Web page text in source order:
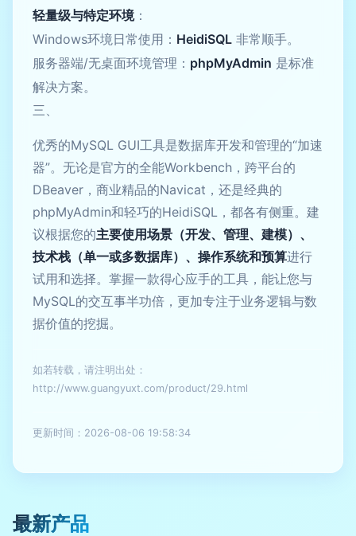
轻量级与特定环境：
Windows环境日常使用： HeidiSQL 非常顺手。
服务器端/无桌面环境管理： phpMyAdmin 是标准
解决方案。
三、
优秀的MySQL GUI工具是数据库开发和管理的“加速
器”。无论是官方的全能Workbench，跨平台的
DBeaver，商业精品的Navicat，还是经典的
phpMyAdmin和轻巧的HeidiSQL，都各有侧重。建
议根据您的主要使用场景（开发、管理、建模）、
技术栈（单一或多数据库）、操作系统和预算进行
试用和选择。掌握一款得心应手的工具，能让您与
MySQL的交互事半功倍，更加专注于业务逻辑与数
据价值的挖掘。
如若转载，请注明出处：
http://www.guangyuxt.com/product/29.html
更新时间：2026-08-06 19:58:34
最新产品